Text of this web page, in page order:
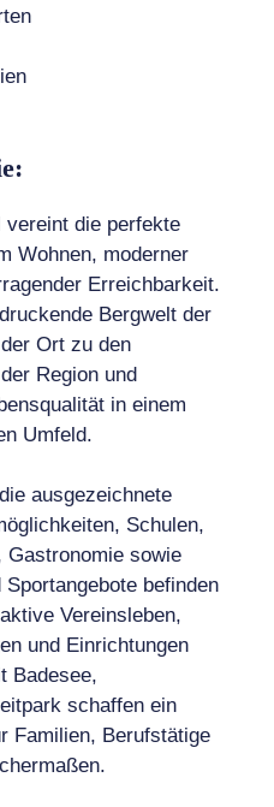
vereint die perfekte
Wohnen, moderner
Erreichbarkeit.
Bergwelt der
Ort zu den
Region und
in einem
Umfeld.
ausgezeichnete
Schulen,
Gastronomie sowie
befinden
Vereinsleben,
und Einrichtungen
Badesee,
schaffen ein
Familien, Berufstätige